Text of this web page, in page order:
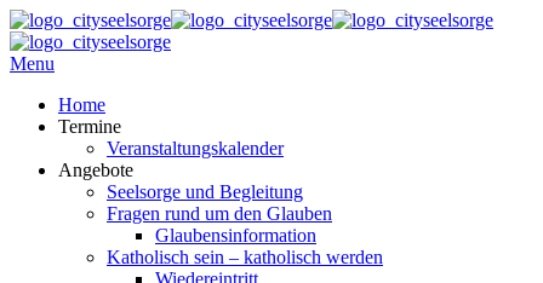
Menu
Home
Termine
Veranstaltungskalender
Angebote
Seelsorge und Begleitung
Fragen rund um den Glauben
Glaubensinformation
Katholisch sein – katholisch werden
Wiedereintritt